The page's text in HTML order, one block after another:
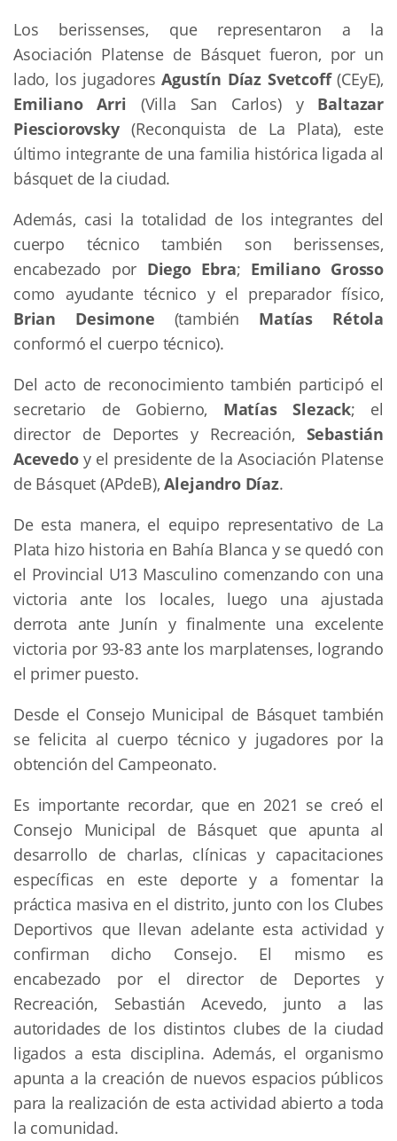
Los berissenses, que representaron a la
Asociación Platense de Básquet fueron, por un
lado, los jugadoresAgustín Díaz Svetcoff(CEyE),
Emiliano Arri (Villa San Carlos) yBaltazar
Piesciorovsky(Reconquista de La Plata), este
último integrante de una familia histórica ligada al
básquet de la ciudad.
Además, casi la totalidad de los integrantes del
cuerpo técnico también son berissenses,
encabezado por Diego Ebra; Emiliano Grosso
como ayudante técnico y el preparador físico,
Brian Desimone (también Matías Rétola
conformó el cuerpo técnico).
Del acto de reconocimiento también participó el
secretario de Gobierno, Matías Slezack; el
director de Deportes y Recreación, Sebastián
Acevedoy el presidente de la Asociación Platense
de Básquet (APdeB),Alejandro Díaz.
De esta manera, el equipo representativo de La
Plata hizo historia en Bahía Blanca y se quedó con
el Provincial U13 Masculino comenzando con una
victoria ante los locales, luego una ajustada
derrota ante Junín y finalmente una excelente
victoria por 93-83 ante los marplatenses, logrando
el primer puesto.
Desde el Consejo Municipal de Básquet también
se felicita al cuerpo técnico y jugadores por la
obtención del Campeonato.
Es importante recordar, que en 2021 se creó el
Consejo Municipal de Básquet que apunta al
desarrollo de charlas, clínicas y capacitaciones
específicas en este deporte y a fomentar la
práctica masiva en el distrito, junto con los Clubes
Deportivos que llevan adelante esta actividad y
confirman dicho Consejo. El mismo es
encabezado por el director de Deportes y
Recreación, Sebastián Acevedo, junto a las
autoridades de los distintos clubes de la ciudad
ligados a esta disciplina. Además, el organismo
apunta a la creación de nuevos espacios públicos
para la realización de esta actividad abierto a toda
la comunidad.